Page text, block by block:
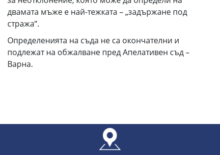
двамата мъже е най-тежката – „задържане под
стража“.
Определенията на съда не са окончателни и
подлежат на обжалване пред Апелативен съд –
Варна.